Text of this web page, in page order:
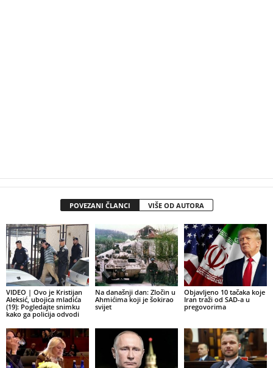
POVEZANI ČLANCI VIŠE OD AUTORA
VIDEO | Ovo je Kristijan
Aleksić, ubojica mladića
(19): Pogledajte snimku
kako ga policija odvodi
Na današnji dan: Zločin u
Ahmićima koji je šokirao
svijet
Objavljeno 10 tačaka koje
Iran traži od SAD-a u
pregovorima